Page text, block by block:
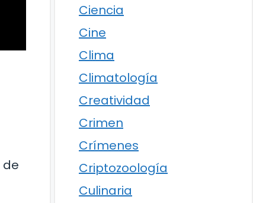
de
Ciencia
Cine
Clima
Climatología
Creatividad
Crimen
Crímenes
Criptozoología
Culinaria